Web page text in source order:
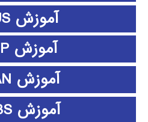
آموزش EDIUS
آموزش EMTP
آموزش ePLAN
آموزش ETABS